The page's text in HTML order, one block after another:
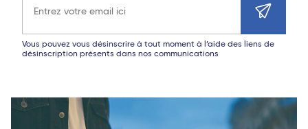
Vous pouvez vous désinscrire à tout moment à l’aide des liens de
désinscription présents dans nos communications